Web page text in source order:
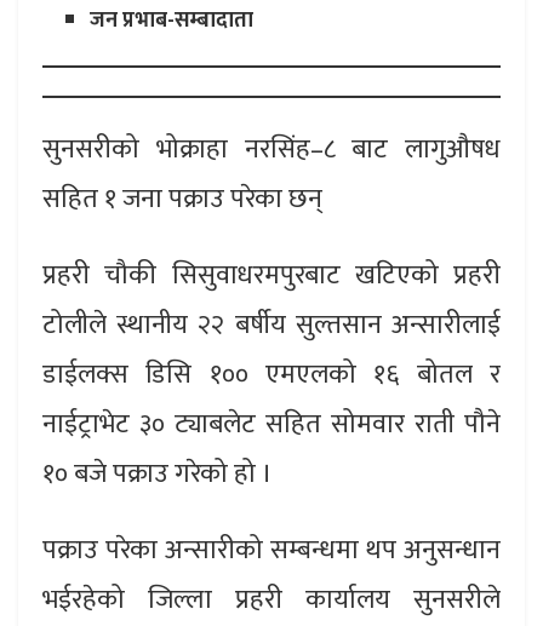
जन प्रभाब-सम्बादाता
सुनसरीको भोक्राहा नरसिंह–८ बाट लागुऔषध
सहित १ जना पक्राउ परेका छन्
प्रहरी चौकी सिसुवाधरमपुरबाट खटिएको प्रहरी
टोलीले स्थानीय २२ बर्षीय सुल्तसान अन्सारीलाई
डाईलक्स डिसि १०० एमएलको १६ बोतल र
नाईट्राभेट ३० ट्याबलेट सहित सोमवार राती पौने
१० बजे पक्राउ गरेको हो ।
पक्राउ परेका अन्सारीको सम्बन्धमा थप अनुसन्धान
भईरहेको जिल्ला प्रहरी कार्यालय सुनसरीले